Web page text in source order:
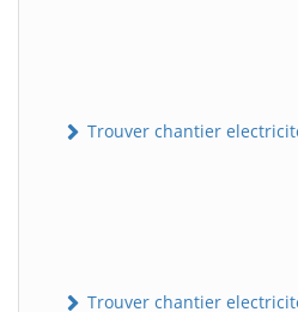
Trouver chantier
Trouver chantier